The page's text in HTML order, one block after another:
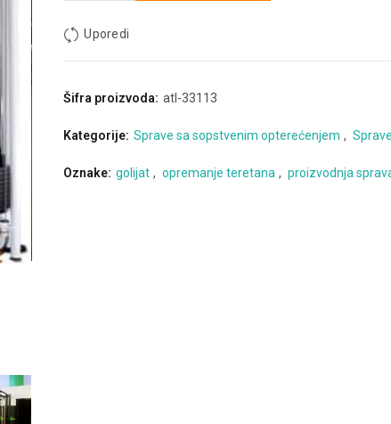
Uporedi
Šifra proizvoda: atl-33113
Kategorije: Sprave sa sopstvenim opterećenjem ,
Oznake: golijat , opremanje teretana , proizvodnja